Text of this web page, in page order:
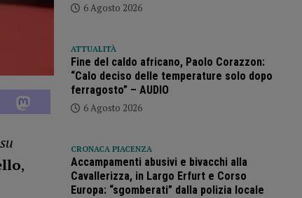
,
6 Agosto 2026
ATTUALITÀ
Fine del caldo africano, Paolo Corazzon:
“Calo deciso delle temperature solo dopo
ferragosto” – AUDIO
6 Agosto 2026
CRONACA PIACENZA
Accampamenti abusivi e bivacchi alla
Cavallerizza, in Largo Erfurt e Corso
Europa: “sgomberati” dalla polizia locale